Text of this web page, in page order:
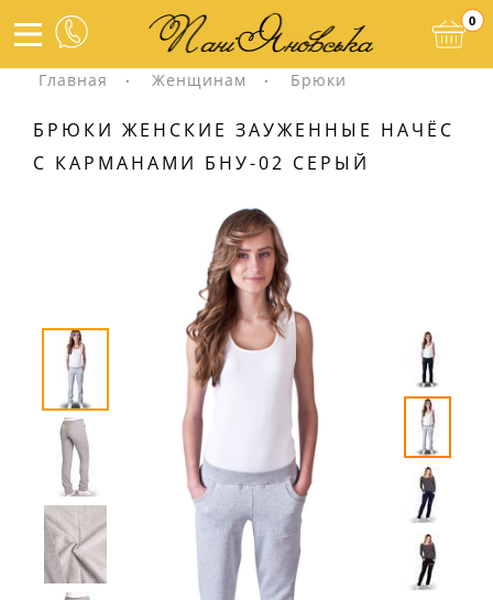
0
Главная Женщинам Брюки
БРЮКИ ЖЕНСКИЕ ЗАУЖЕННЫЕ НАЧЁС
С КАРМАНАМИ БНУ-02 СЕРЫЙ